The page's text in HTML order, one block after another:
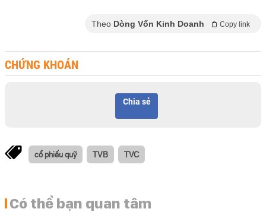
Theo Dòng Vốn Kinh Doanh Copy link
CHỨNG KHOÁN
Chia sẻ
cổ phiếu quỹ TVB TVC
Có thể bạn quan tâm